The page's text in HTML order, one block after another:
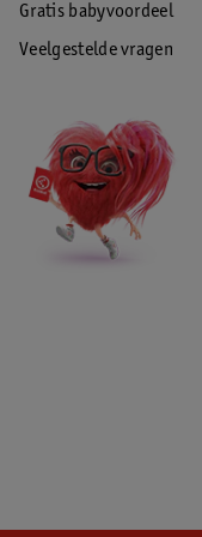
Gratis babyvoordeel
Veelgestelde vragen